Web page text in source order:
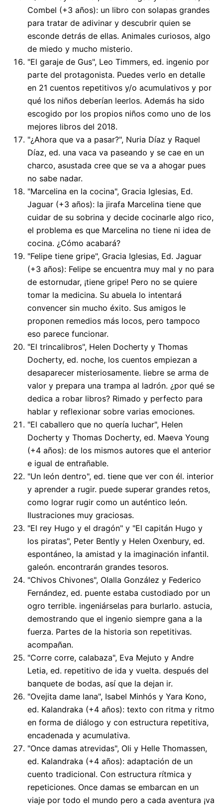
Combel (+3 años): un libro con solapas grandes
para tratar de adivinar y descubrir quien se
esconde detrás de ellas. Animales curiosos, algo
de miedo y mucho misterio.
"El garaje de Gus", Leo Timmers, ed. ingenio por
parte del protagonista. Puedes verlo en detalle
en 21 cuentos repetitivos y/o acumulativos y por
qué los niños deberían leerlos. Además ha sido
escogido por los propios niños como uno de los
mejores libros del 2018.
"¿Ahora que va a pasar?", Nuria Díaz y Raquel
Díaz, ed. una vaca va paseando y se cae en un
charco, asustada cree que se va a ahogar pues
no sabe nadar.
"Marcelina en la cocina", Gracia Iglesias, Ed.
Jaguar (+3 años): la jirafa Marcelina tiene que
cuidar de su sobrina y decide cocinarle algo rico,
el problema es que Marcelina no tiene ni idea de
cocina. ¿Cómo acabará?
"Felipe tiene gripe", Gracia Iglesias, Ed. Jaguar
(+3 años): Felipe se encuentra muy mal y no para
de estornudar, ¡tiene gripe! Pero no se quiere
tomar la medicina. Su abuela lo intentará
convencer sin mucho éxito. Sus amigos le
proponen remedios más locos, pero tampoco
eso parece funcionar.
"El trincalibros", Helen Docherty y Thomas
Docherty, ed. noche, los cuentos empiezan a
desaparecer misteriosamente. liebre se arma de
valor y prepara una trampa al ladrón. ¿por qué se
dedica a robar libros? Rimado y perfecto para
hablar y reflexionar sobre varias emociones.
"El caballero que no quería luchar", Helen
Docherty y Thomas Docherty, ed. Maeva Young
(+4 años): de los mismos autores que el anterior
e igual de entrañable.
"Un león dentro", ed. tiene que ver con él. interior
y aprender a rugir. puede superar grandes retos,
como lograr rugir como un auténtico león.
Ilustraciones muy graciosas.
"El rey Hugo y el dragón" y "El capitán Hugo y
los piratas", Peter Bently y Helen Oxenbury, ed.
espontáneo, la amistad y la imaginación infantil.
galeón. encontrarán grandes tesoros.
"Chivos Chivones", Olalla González y Federico
Fernández, ed. puente estaba custodiado por un
ogro terrible. ingeniárselas para burlarlo. astucia,
demostrando que el ingenio siempre gana a la
fuerza. Partes de la historia son repetitivas.
acompañan.
"Corre corre, calabaza", Eva Mejuto y Andre
Letia, ed. repetitivo de ida y vuelta. después del
banquete de bodas, así que la dejan ir.
"Ovejita dame lana", Isabel Minhós y Yara Kono,
ed. Kalandraka (+4 años): texto con ritma y ritmo
en forma de diálogo y con estructura repetitiva,
encadenada y acumulativa.
"Once damas atrevidas", Oli y Helle Thomassen,
ed. Kalandraka (+4 años): adaptación de un
cuento tradicional. Con estructura rítmica y
repeticiones. Once damas se embarcan en un
viaje por todo el mundo pero a cada aventura ¡va